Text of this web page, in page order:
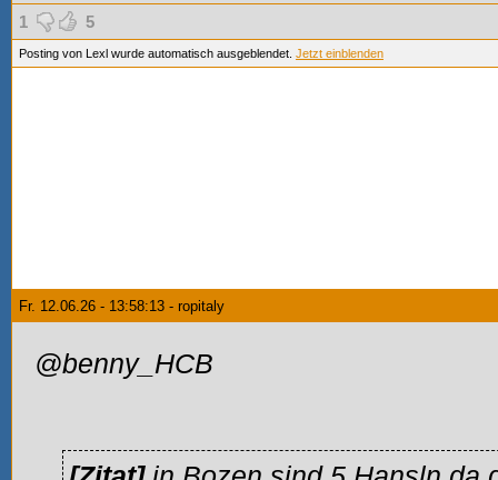
1 5
Posting von Lexl wurde automatisch ausgeblendet. Jetzt einblenden
Fr. 12.06.26 - 13:58:13 - ropitaly
@benny_HCB